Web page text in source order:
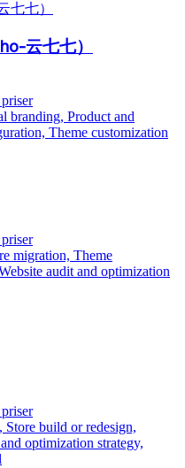
云七七）
branding, Product and
Theme customization
migration, Theme
audit and optimization
Store build or redesign,
optimization strategy,